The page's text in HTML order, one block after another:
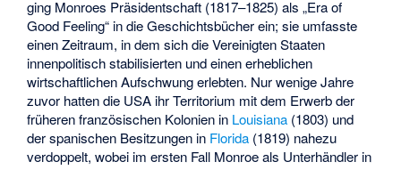
ging Monroes Präsidentschaft (1817–1825) als „Era of
Good Feeling“ in die Geschichtsbücher ein; sie umfasste
einen Zeitraum, in dem sich die Vereinigten Staaten
innenpolitisch stabilisierten und einen erheblichen
wirtschaftlichen Aufschwung erlebten. Nur wenige Jahre
zuvor hatten die USA ihr Territorium mit dem Erwerb der
früheren französischen Kolonien in Louisiana (1803) und
der spanischen Besitzungen in Florida (1819) nahezu
verdoppelt, wobei im ersten Fall Monroe als Unterhändler in